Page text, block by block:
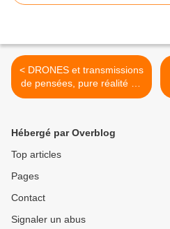
< DRONES et transmissions
de pensées, pure réalité ou
adroite illusion…?
Hébergé par Overblog
Top articles
Pages
Contact
Signaler un abus